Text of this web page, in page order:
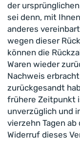
der
sei denn, mit
anderes
wegen dieser
können die
Waren wieder
Nachweis
zurückgesandt
frühere Zeitpunkt
unverzüglich und
vierzehn Tagen ab
Widerruf dieses